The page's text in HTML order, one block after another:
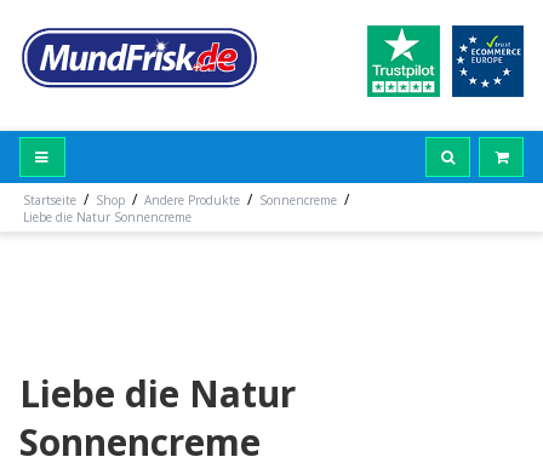
Startseite / Shop / Andere Produkte / Sonnencreme /
Liebe die Natur Sonnencreme
Liebe die Natur
Sonnencreme